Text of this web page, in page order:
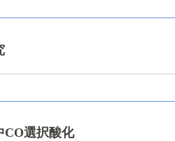
CO選択酸化